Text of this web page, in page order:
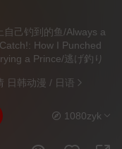
自己钓到的鱼/Always a
How I Punched
a Prince/逃げ釣り
日韩动漫 / 日语
1080zyk